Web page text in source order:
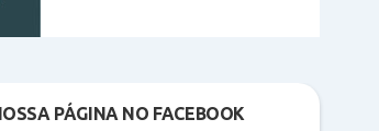
PÁGINA NO FACEBOOK